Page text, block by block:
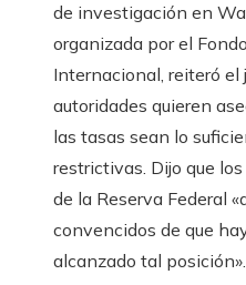
de investigación en
organizada por el
Internacional, reiteró el
autoridades quieren
las tasas sean lo
restrictivas. Dijo que
de la Reserva Federal
convencidos de que
alcanzado tal posición».